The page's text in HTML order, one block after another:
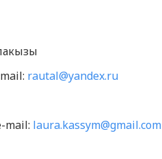
rautal@yandex.ru
mail: laura.kassym@gmail.com